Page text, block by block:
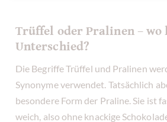
Trüffel oder Pralinen – wo
Unterschied?
Die Begriffe Trüffel und Pralinen
Synonyme verwendet. Tatsächlich
besondere Form der Praline. Sie ist
weich, also ohne knackige